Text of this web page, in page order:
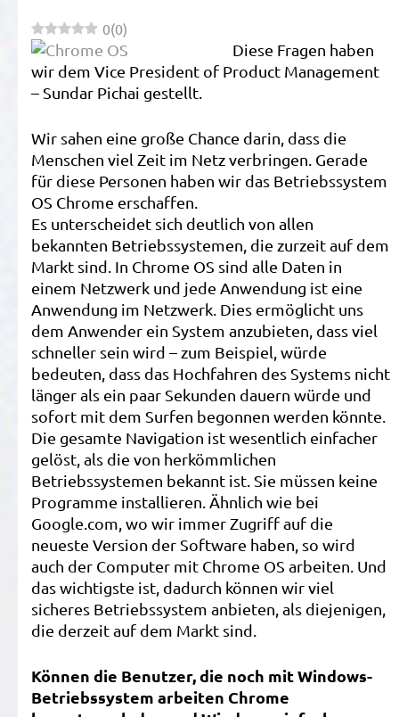
0(0)
Diese Fragen haben
wir dem Vice President of Product Management
– Sundar Pichai gestellt.
Wir sahen eine große Chance darin, dass die
Menschen viel Zeit im Netz verbringen. Gerade
für diese Personen haben wir das Betriebssystem
OS Chrome erschaffen.
Es unterscheidet sich deutlich von allen
bekannten Betriebssystemen, die zurzeit auf dem
Markt sind. In Chrome OS sind alle Daten in
einem Netzwerk und jede Anwendung ist eine
Anwendung im Netzwerk. Dies ermöglicht uns
dem Anwender ein System anzubieten, dass viel
schneller sein wird – zum Beispiel, würde
bedeuten, dass das Hochfahren des Systems nicht
länger als ein paar Sekunden dauern würde und
sofort mit dem Surfen begonnen werden könnte.
Die gesamte Navigation ist wesentlich einfacher
gelöst, als die von herkömmlichen
Betriebssystemen bekannt ist. Sie müssen keine
Programme installieren. Ähnlich wie bei
Google.com, wo wir immer Zugriff auf die
neueste Version der Software haben, so wird
auch der Computer mit Chrome OS arbeiten. Und
das wichtigste ist, dadurch können wir viel
sicheres Betriebssystem anbieten, als diejenigen,
die derzeit auf dem Markt sind.
Können die Benutzer, die noch mit Windows-
Betriebssystem arbeiten Chrome